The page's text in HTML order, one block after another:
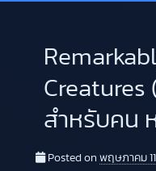
Creatures
สำหรับคน
Posted on พฤษภาคม